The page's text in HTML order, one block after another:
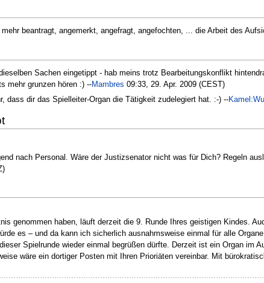
beantragt, angemerkt, angefragt, angefochten, ... die Arbeit des
Sachen eingetippt - hab meins trotz Bearbeitungskonflikt
mehr grunzen hören :) --Mambres 09:33, 29. Apr. 2009 (CEST)
dass dir das Spielleiter-Organ die Tätigkeit zudelegiert hat. :-) --
nach Personal. Wäre der Justizsenator nicht was für Dich? Regeln
genommen haben, läuft derzeit die 9. Runde Ihres geistigen Kindes.
es – und da kann ich sicherlich ausnahmsweise einmal für alle
Spielrunde wieder einmal begrüßen dürfte. Derzeit ist ein Organ im
wäre ein dortiger Posten mit Ihren Prioriäten vereinbar. Mit